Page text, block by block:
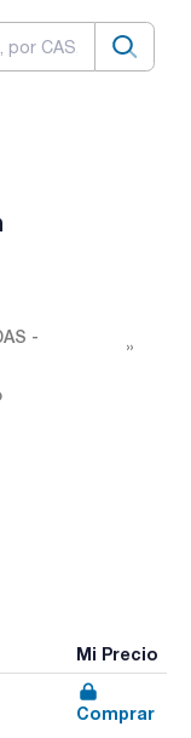
-
Mi Precio
Comprar